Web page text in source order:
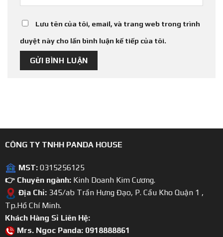
Lưu tên của tôi, email, và trang web trong trình
duyệt này cho lần bình luận kế tiếp của tôi.
CÔNG TY TNHH PANDA HOUSE
MST: 0315256125
👉 Chuyên ngành: Kinh Doanh Kim Cương.
Địa Chỉ:345/ab Trần Hưng Đạo, P. Cầu Kho Quận 1 ,
Tp.Hồ Chí Minh.
Khách Hàng Sỉ Liên Hệ:
Mrs. Ngoc Panda: 0918888861